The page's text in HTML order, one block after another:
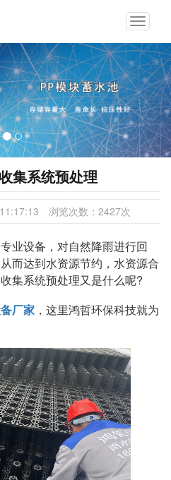
Toggle
集系统预处理
浏览次数： 2427次
业设备，对自然降雨进行回
而达到水资源节约，水资源合
集系统预处理又是什么呢?
厂家 ，这里鸿哲环保科技就为